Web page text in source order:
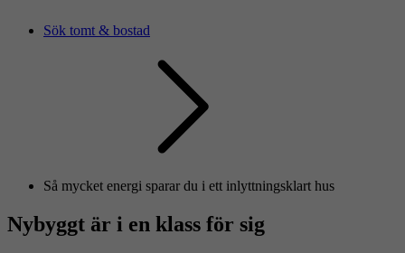
Sök tomt & bostad
Så mycket energi sparar du i ett inlyttningsklart hus
Nybyggt är i en klass för sig